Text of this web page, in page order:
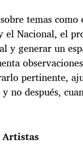
temas como
el Nacional, el
y generar un
pertinente,
no después,
Artistas